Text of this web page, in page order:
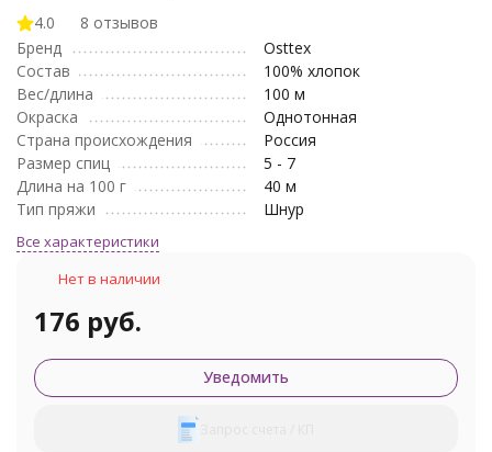
4.0
8 отзывов
Бренд
Osttex
Состав
100% хлопок
Вес/длина
100 м
Окраска
Однотонная
Страна происхождения
Россия
Размер спиц
5 - 7
Длина на 100 г
40 м
Тип пряжи
Шнур
Все характеристики
Нет в наличии
176 руб.
Уведомить